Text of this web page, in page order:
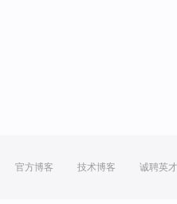
官方博客 技术博客 诚聘英才